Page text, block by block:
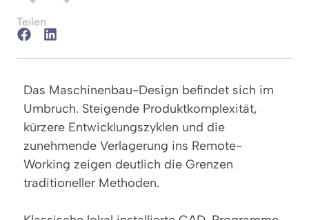
Teilen
Das Maschinenbau-Design befindet sich im
Umbruch. Steigende Produktkomplexität,
kürzere Entwicklungszyklen und die
zunehmende Verlagerung ins Remote-
Working zeigen deutlich die Grenzen
traditioneller Methoden.